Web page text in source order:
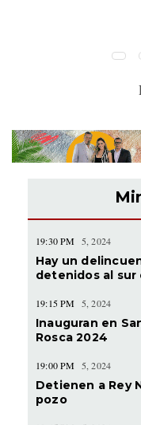
19:30 PM 5, 2024
Hay un
detenidos al sur
19:15 PM 5, 2024
Inauguran en
Rosca 2024
19:00 PM 5, 2024
Detienen a Rey
pozo